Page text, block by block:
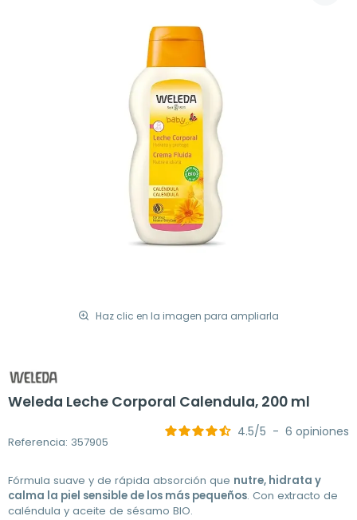
Haz clic en la imagen para ampliarla
Weleda Leche Corporal Calendula, 200 ml
Referencia: 357905
4.5/5 - 6 opiniones
Fórmula suave y de rápida absorción que nutre, hidrata y
calma la piel sensible de los más pequeños. Con extracto de
caléndula y aceite de sésamo BIO.